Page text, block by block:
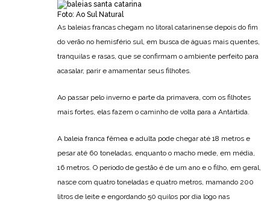
Foto: Ao Sul Natural
As baleias francas chegam no litoral catarinense depois do fim
do verão no hemisfério sul, em busca de águas mais quentes,
tranquilas e rasas, que se confirmam o ambiente perfeito para
acasalar, parir e amamentar seus filhotes.
Ao passar pelo inverno e parte da primavera, com os filhotes
mais fortes, elas fazem o caminho de volta para a Antártida.
A baleia franca fêmea e adulta pode chegar até 18 metros e
pesar até 60 toneladas, enquanto o macho mede, em média,
16 metros. O período de gestão é de um ano e o filho, em geral,
nasce com quatro toneladas e quatro metros, mamando 200
litros de leite e engordando 50 quilos por dia logo nas